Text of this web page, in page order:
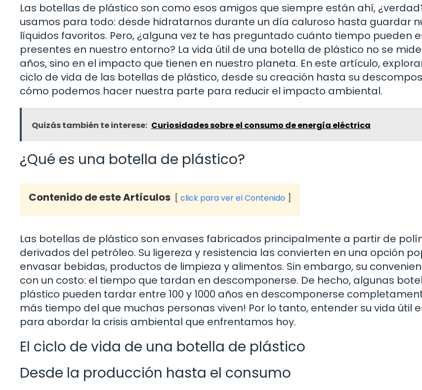
Las botellas de plástico son como esos amigos que siempre están ahí,
usamos para todo: desde hidratarnos durante un día caluroso hasta guardar
líquidos favoritos. Pero, ¿alguna vez te has preguntado cuánto tiempo pueden
presentes en nuestro entorno? La vida útil de una botella de plástico no se
años, sino en el impacto que tienen en nuestro planeta. En este artículo,
ciclo de vida de las botellas de plástico, desde su creación hasta su
cómo podemos hacer nuestra parte para reducir el impacto ambiental.
Quizás también te interese: Curiosidades sobre el consumo de energía eléctrica
¿Qué es una botella de plástico?
Contenido de este Artículos click para ver el Contenido
Las botellas de plástico son envases fabricados principalmente a partir de
derivados del petróleo. Su ligereza y resistencia las convierten en una opción
envasar bebidas, productos de limpieza y alimentos. Sin embargo, su
con un costo: el tiempo que tardan en descomponerse. De hecho, algunas
plástico pueden tardar entre 100 y 1000 años en descomponerse
más tiempo del que muchas personas viven! Por lo tanto, entender su vida útil
para abordar la crisis ambiental que enfrentamos hoy.
El ciclo de vida de una botella de plástico
Desde la producción hasta el consumo